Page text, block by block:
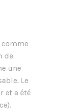
comme
de
une
Le
et a été